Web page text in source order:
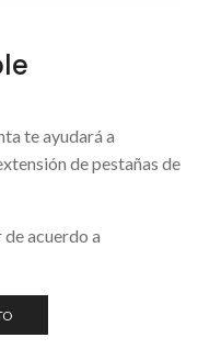
te ayudará a
de pestañas de
acuerdo a